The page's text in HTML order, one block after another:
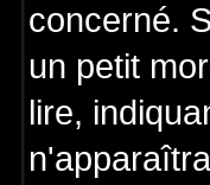
concerné.
un petit
lire,